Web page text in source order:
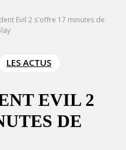
Evil 2 s'offre 17 minutes de
LES ACTUS
EVIL 2
DE